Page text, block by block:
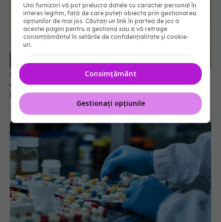
EMA și OMS: Paracetamolul rămâne sigur pentru
utilizarea în sarcină, nu există dovezi privind
legătura cu autismul
25 sep 2025, 09:05
Unii furnizori vă pot prelucra datele cu caracter personal în
interes legitim, față de care puteți obiecta prin gestionarea
opțiunilor de mai jos. Căutați un link în partea de jos a
acestei pagini pentru a gestiona sau a vă retrage
consimțământul în setările de confidențialitate și cookie-
uri.
Consimțământ
Gestionați opțiunile